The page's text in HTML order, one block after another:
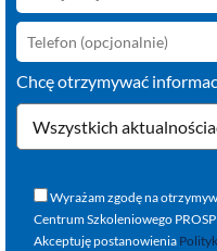
Chcę otrzymywać
Wyrażam zgodę na
Centrum Szkoleniowego
Akceptuję postanowienia